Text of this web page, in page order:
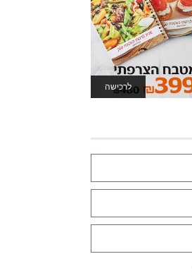
לרכישה
לאתר המשחקים